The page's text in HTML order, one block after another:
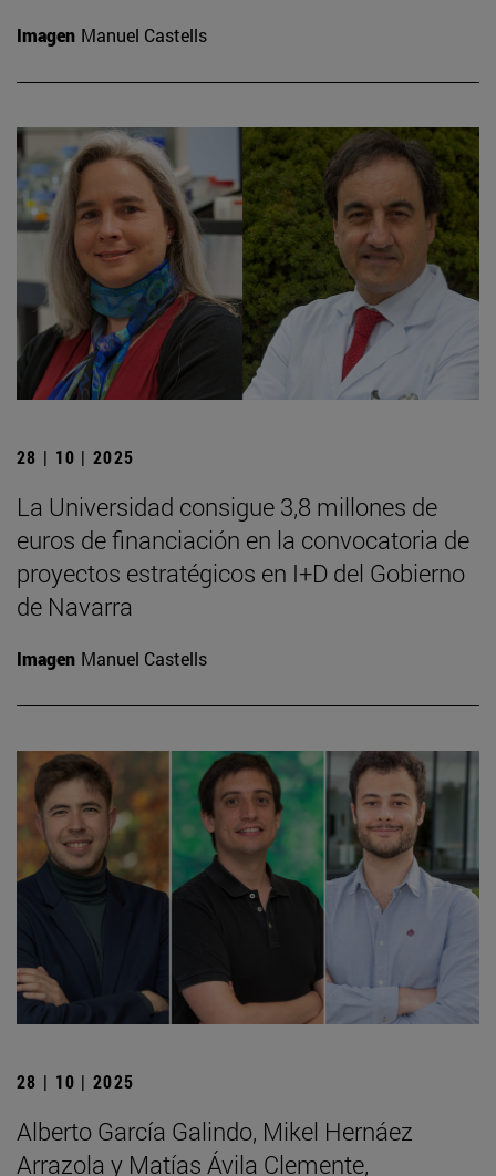
Imagen Manuel Castells
28 | 10 | 2025
La Universidad consigue 3,8 millones de
euros de financiación en la convocatoria de
proyectos estratégicos en I+D del Gobierno
de Navarra
Imagen Manuel Castells
28 | 10 | 2025
Alberto García Galindo, Mikel Hernáez
Arrazola y Matías Ávila Clemente,